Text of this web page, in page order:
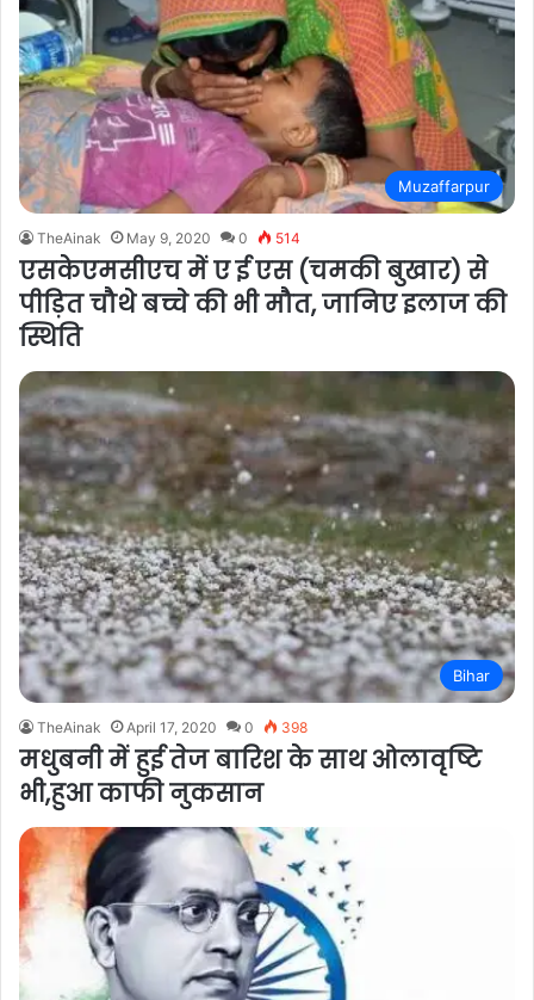
Muzaffarpur
TheAinak May 9, 2020 0 514
एसकेएमसीएच में ए ई एस (चमकी बुखार) से
पीड़ित चौथे बच्चे की भी मौत, जानिए इलाज की
स्थिति
Bihar
TheAinak April 17, 2020 0 398
मधुबनी में हुई तेज बारिश के साथ ओलावृष्टि
भी,हुआ काफी नुकसान